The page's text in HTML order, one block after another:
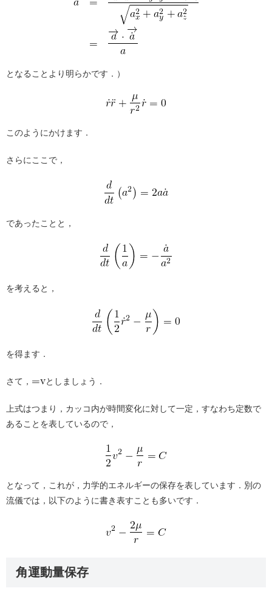
となることより明らかです．）
このようにかけます．
さらにここで，
であったことと，
を考えると，
を得ます．
さて， としましょう．
上式はつまり，カッコ内が時間変化に対して一定，すなわち定数で
あることを表しているので，
となって，これが，力学的エネルギーの保存を表しています．別の
流儀では，以下のように書き表すことも多いです．
角運動量保存